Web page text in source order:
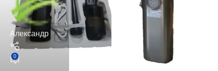
Александр
0